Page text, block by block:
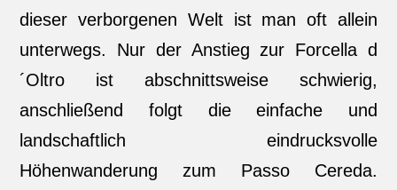
dieser verborgenen Welt ist man oft allein
unterwegs. Nur der Anstieg zur Forcella d
´Oltro ist abschnittsweise schwierig,
anschließend folgt die einfache und
landschaftlich eindrucksvolle
Höhenwanderung zum Passo Cereda.